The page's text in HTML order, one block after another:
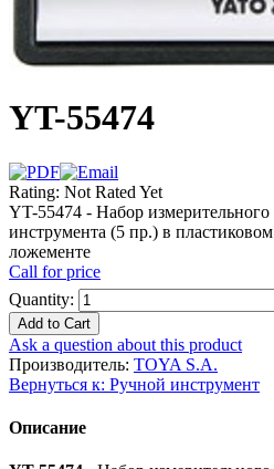
YT-55474
Rating: Not Rated Yet
YT-55474 - Набор измерительного
инструмента (5 пр.) в пластиковом
ложементе
Call for price
Quantity:
Ask a question about this product
Производитель: TOYA S.A.
Вернуться к: Ручной инструмент
Описание